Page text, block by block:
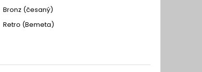
Bronz (česaný)
Retro (Bemeta)